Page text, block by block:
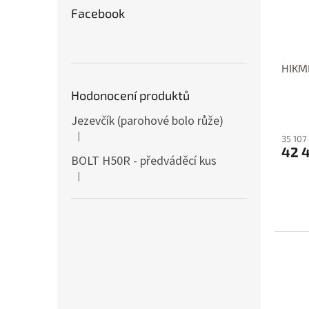
Facebook
Hodonocení produktů
Jezevčík (parohové bolo růže)
Hodnocení produktu je 5 z 5 hvězdiček.
|
BOLT H50R - předváděcí kus
Hodnocení produktu je 5 z 5 hvězdiček.
|
35
42